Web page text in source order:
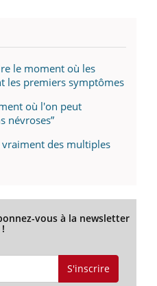
le moment où les
les premiers symptômes
où l'on peut
névroses”
des multiples
vous à la newsletter
!
S'inscrire